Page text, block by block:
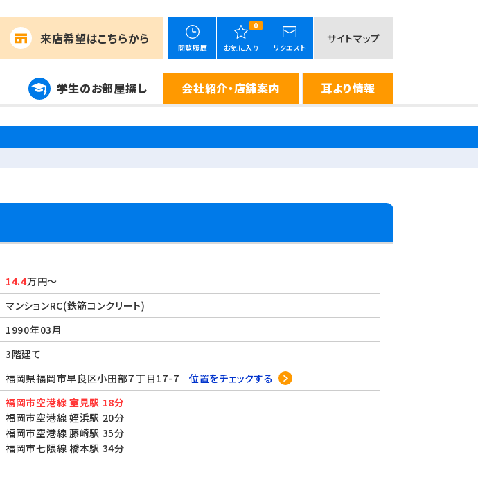
来店希望はこちらから
閲覧履歴
0
お気に入り リクエスト
サイトマップ
学生のお部屋探し 会社紹介・店舗案内 耳より情報
14.4万円～
マンションRC(鉄筋コンクリート)
1990年03月
3階建て
福岡県福岡市早良区小田部７丁目17-7 位置をチェックする
福岡市空港線 室見駅 18分
福岡市空港線 姪浜駅 20分
福岡市空港線 藤崎駅 35分
福岡市七隈線 橋本駅 34分